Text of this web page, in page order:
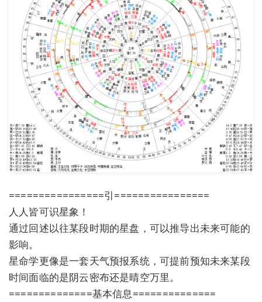
================引================
人人皆可识星象！
通过回述以往某段时期的星盘，可以推导出未来可能的
影响。
星命学更像是一套天气预报系统，可提前预知未来某段
时间面临的是阴云密布还是晴空万里。
==============基本信息==============